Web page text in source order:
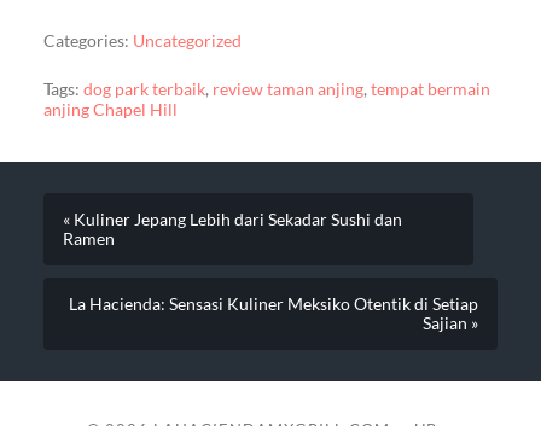
Categories: Uncategorized
Tags: dog park terbaik, review taman anjing, tempat bermain
anjing Chapel Hill
« Kuliner Jepang Lebih dari Sekadar Sushi dan
Ramen
La Hacienda: Sensasi Kuliner Meksiko Otentik di Setiap
Sajian »